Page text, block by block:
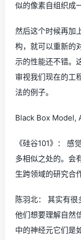
似的像素自组织成
然后这个时候再加
构，就可以重新的
示的性能还不错。
审视我们现在的工
法的例子。
Black Box Model,
《硅谷101》： 感
多相似之处的。会
生跨领域的研究合
陈羽北： 其实有
他们想要理解自然
中的神经元它们是